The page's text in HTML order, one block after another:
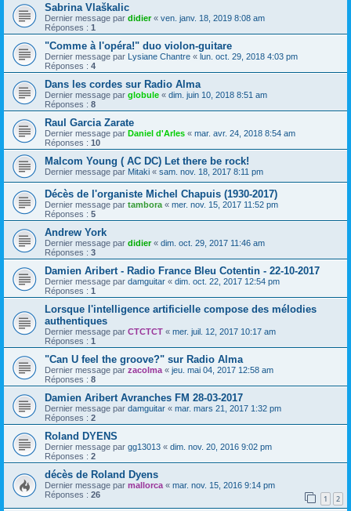
Sabrina Vlaškalic
Dernier message par didier« ven. janv. 18, 2019 8:08 am
Réponses : 1
"Comme à l'opéra!" duo violon-guitare
Dernier message par Lysiane Chantre « lun. oct. 29, 2018 4:03 pm
Réponses : 4
Dans les cordes sur Radio Alma
Dernier message par globule « dim. juin 10, 2018 8:51 am
Réponses : 8
Raul Garcia Zarate
Dernier message par Daniel d'Arles « mar. avr. 24, 2018 8:54 am
Réponses : 10
Malcom Young ( AC DC) Let there be rock!
Dernier message par Mitaki « sam. nov. 18, 2017 8:11 pm
Décès de l'organiste Michel Chapuis (1930-2017)
Dernier message par tambora « mer. nov. 15, 2017 11:52 pm
Réponses : 5
Andrew York
Dernier message par didier« dim. oct. 29, 2017 11:46 am
Réponses : 3
Damien Aribert - Radio France Bleu Cotentin - 22-10-2017
Dernier message par damguitar « dim. oct. 22, 2017 12:54 pm
Réponses : 1
Lorsque l'intelligence artificielle compose des mélodies
authentiques
Dernier message par CTCTCT « mer. juil. 12, 2017 10:17 am
Réponses : 1
"Can U feel the groove?" sur Radio Alma
Dernier message par zacolma « jeu. mai 04, 2017 12:58 am
Réponses : 8
Damien Aribert Avranches FM 28-03-2017
Dernier message par damguitar « mar. mars 21, 2017 1:32 pm
Réponses : 2
Roland DYENS
Dernier message par gg13013 « dim. nov. 20, 2016 9:02 pm
Réponses : 2
décès de Roland Dyens
Dernier message par mallorca « mar. nov. 15, 2016 9:14 pm
Réponses : 26 1 2